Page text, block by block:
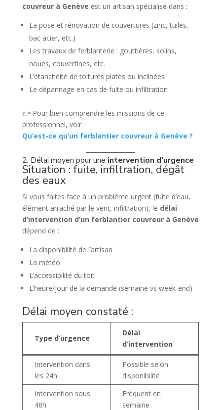
couvreur à Genève est un artisan spécialisé dans :
La pose et rénovation de couvertures (zinc, tuiles,
bac acier, etc.)
Les travaux de ferblanterie : gouttières, solins,
noues, couvertines, etc.
L’étanchéité de toitures plates ou inclinées
Le dépannage en cas de fuite ou infiltration
👉 Pour bien comprendre les missions de ce
professionnel, voir :
Qu’est-ce qu’un ferblantier couvreur à Genève ?
2. Délai moyen pour une intervention d’urgence
Situation : fuite, infiltration, dégât
des eaux
Si vous faites face à un problème urgent (fuite d’eau,
élément arraché par le vent, infiltration), le délai
d’intervention d’un ferblantier couvreur à Genève
dépend de :
La disponibilité de l’artisan
La météo
L’accessibilité du toit
L’heure/jour de la demande (semaine vs week-end)
Délai moyen constaté :
Type d’urgence
Délai
d’intervention
Intervention dans
les 24h
Possible selon
disponibilité
Intervention sous
48h
Fréquent en
semaine